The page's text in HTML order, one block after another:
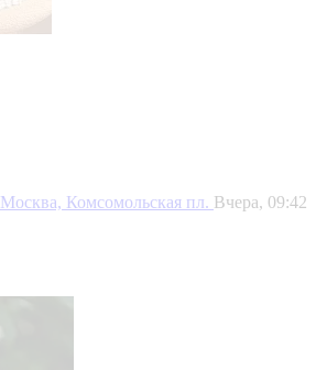
Москва, Комсомольская пл. Вчера, 09:42